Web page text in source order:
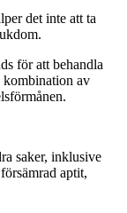
det inte att ta
för att behandla
kombination av
saker, inklusive
aptit,